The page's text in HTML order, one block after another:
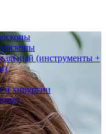
(инструменты +
и хирургии